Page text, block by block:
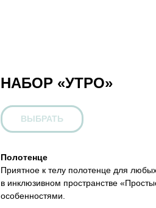
НАБОР «УТРО»
ВЫБРАТЬ
Полотенце
Приятное к телу полотенце для
в инклюзивном пространстве
особенностями.